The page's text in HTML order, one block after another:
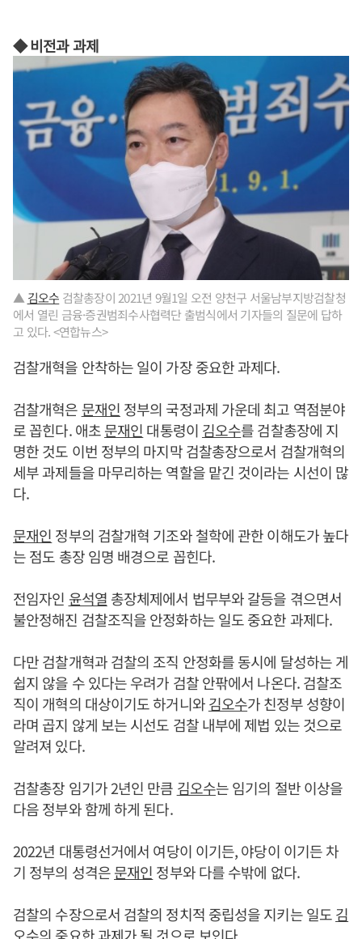
◆ 비전과 과제
▲ 김오수 검찰총장이 2021년 9월1일 오전 양천구 서울남부지방검찰청
에서 열린 금융·증권범죄수사협력단 출범식에서 기자들의 질문에 답하
고 있다. <연합뉴스>
검찰개혁을 안착하는 일이 가장 중요한 과제다.
검찰개혁은 문재인 정부의 국정과제 가운데 최고 역점분야
로 꼽힌다. 애초문재인 대통령이 김오수를 검찰총장에 지
명한 것도 이번 정부의 마지막 검찰총장으로서 검찰개혁의
세부 과제들을 마무리하는 역할을 맡긴 것이라는 시선이 많
다.
문재인 정부의 검찰개혁 기조와 철학에 관한 이해도가 높다
는 점도 총장 임명 배경으로 꼽힌다.
전임자인 윤석열 총장체제에서 법무부와 갈등을 겪으면서
불안정해진 검찰조직을 안정화하는 일도 중요한 과제다.
다만 검찰개혁과 검찰의 조직 안정화를 동시에 달성하는 게
쉽지 않을 수 있다는 우려가 검찰 안팎에서 나온다. 검찰조
직이 개혁의 대상이기도 하거니와김오수가 친정부 성향이
라며 곱지 않게 보는 시선도 검찰 내부에 제법 있는 것으로
알려져 있다.
검찰총장 임기가 2년인 만큼 김오수는 임기의 절반 이상을
다음 정부와 함께 하게 된다.
2022년 대통령선거에서 여당이 이기든, 야당이 이기든 차
기 정부의 성격은문재인 정부와 다를 수밖에 없다.
검찰의 수장으로서 검찰의 정치적 중립성을 지키는 일도김